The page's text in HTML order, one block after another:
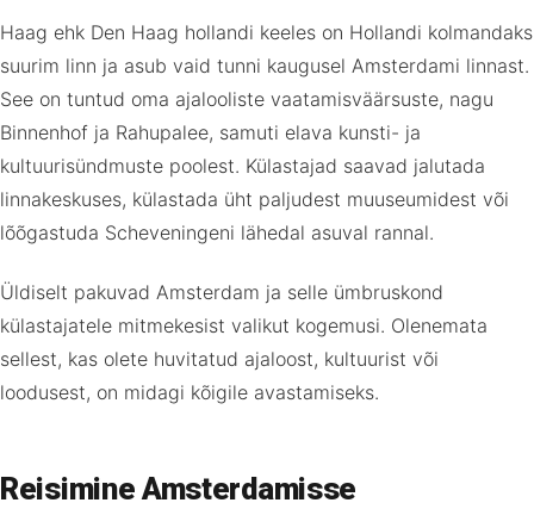
Haag ehk Den Haag hollandi keeles on Hollandi kolmandaks
suurim linn ja asub vaid tunni kaugusel Amsterdami linnast.
See on tuntud oma ajalooliste vaatamisväärsuste, nagu
Binnenhof ja Rahupalee, samuti elava kunsti- ja
kultuurisündmuste poolest. Külastajad saavad jalutada
linnakeskuses, külastada üht paljudest muuseumidest või
lõõgastuda Scheveningeni lähedal asuval rannal.
Üldiselt pakuvad Amsterdam ja selle ümbruskond
külastajatele mitmekesist valikut kogemusi. Olenemata
sellest, kas olete huvitatud ajaloost, kultuurist või
loodusest, on midagi kõigile avastamiseks.
Reisimine Amsterdamisse